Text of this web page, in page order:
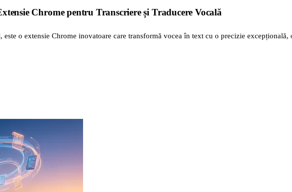
Chrome pentru Transcriere și Traducere Vocală
o extensie Chrome inovatoare care transformă vocea în text cu o precizie